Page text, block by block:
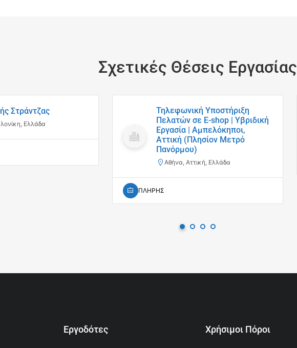
Σχετικές Θέσεις Εργασίας
Στράντζας
Ελλάδα
Τηλεφωνική Υποστήριξη
Πελατών σε E-shop | Υβριδική
Εργασία | Αμπελόκηποι,
Αττική (Πλησίον Μετρό
Πανόρμου)
Αθήνα, Αττική, Ελλάδα
ΠΛΗΡΗΣ
Εργοδότες Χρήσιμοι Πόροι